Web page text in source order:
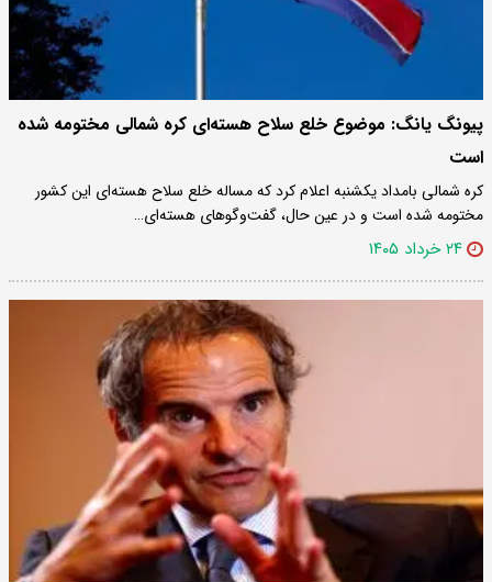
پیونگ یانگ: موضوع خلع سلاح هسته‌ای کره شمالی مختومه شده
است
کره شمالی بامداد یکشنبه اعلام کرد که مساله خلع سلاح هسته‌ای این کشور
مختومه شده است و در عین حال، گفت‌وگوهای هسته‌ای…
۲۴ خرداد ۱۴۰۵